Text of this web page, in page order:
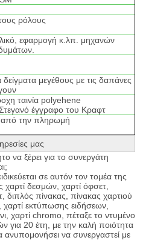
ρόλους
εφαρμογή κ.λπ. μηχανών
μεγέθους με τις δαπάνες
ταινία polyehene
έγγραφο του Κραφτ
την πληρωμή
μας
να ξέρει για το συνεργάτη
σε αυτόν τον τομέα της
δεσμών, χαρτί όφσετ,
διπλός πίνακας, πίνακας χαρτιού
εκτύπωσης ειδήσεων,
χαρτί chromo, πέταξε το ντυμένο
για 20 έτη, με την καλή ποιότητα
ανυπομονήσει να συνεργαστεί με